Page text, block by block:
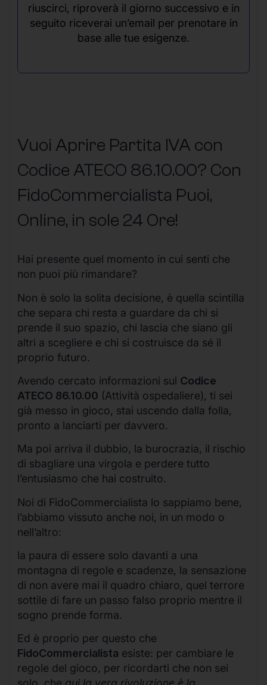
riuscirci, riproverà il giorno successivo e in
seguito riceverai un’email per prenotare in
base alle tue esigenze.
Vuoi Aprire Partita IVA con
Codice ATECO 86.10.00? Con
FidoCommercialista Puoi,
Online, in sole 24 Ore!
Hai presente quel momento in cui senti che
non puoi più rimandare?
Non è solo la solita decisione, è quella scintilla
che separa chi resta a guardare da chi si
prende il suo spazio, chi lascia che siano gli
altri a scegliere e chi si costruisce da sé il
proprio futuro.
Avendo cercato informazioni sul Codice
ATECO 86.10.00 (Attività ospedaliere), ti sei
già messo in gioco, stai uscendo dalla folla,
pronto a lanciarti per davvero.
Ma poi arriva il dubbio, la burocrazia, il rischio
di sbagliare una virgola e perdere tutto
l’entusiasmo che hai costruito.
Noi di FidoCommercialista lo sappiamo bene,
l’abbiamo vissuto anche noi, in un modo o
nell’altro:
la paura di essere solo davanti a una
montagna di regole e scadenze, la sensazione
di non avere mai il quadro chiaro, quel terrore
sottile di fare un passo falso proprio mentre il
sogno prende forma.
Ed è proprio per questo che
FidoCommercialista esiste: per cambiare le
regole del gioco, per ricordarti che non sei